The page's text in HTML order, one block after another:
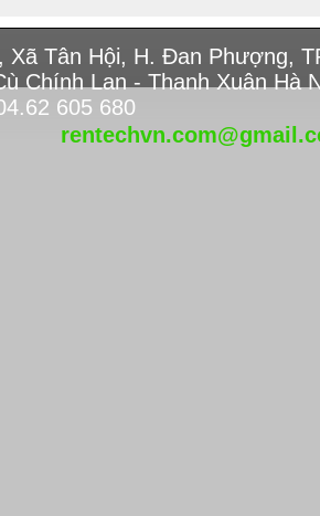
Xã Tân Hội, H. Đan
Chính Lan - Thanh Xuân Hà
04.62 605